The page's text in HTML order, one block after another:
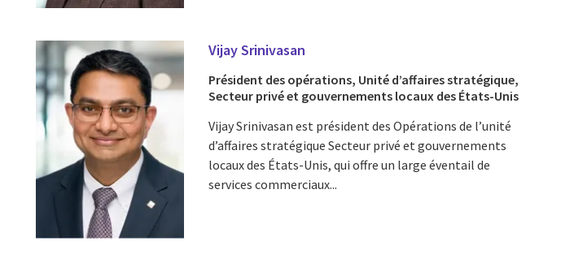
Vijay Srinivasan
Président des opérations, Unité d’affaires stratégique,
Secteur privé et gouvernements locaux des États-Unis
Vijay Srinivasan est président des Opérations de l’unité
d’affaires stratégique Secteur privé et gouvernements
locaux des États-Unis, qui offre un large éventail de
services commerciaux...